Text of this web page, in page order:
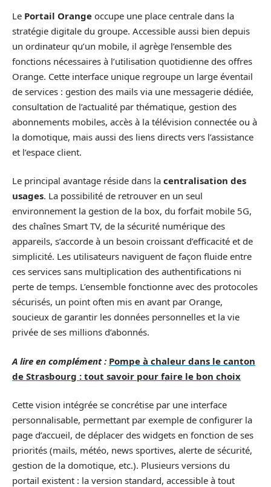
Le Portail Orange occupe une place centrale dans la
stratégie digitale du groupe. Accessible aussi bien depuis
un ordinateur qu’un mobile, il agrège l’ensemble des
fonctions nécessaires à l’utilisation quotidienne des offres
Orange. Cette interface unique regroupe un large éventail
de services : gestion des mails via une messagerie dédiée,
consultation de l’actualité par thématique, gestion des
abonnements mobiles, accès à la télévision connectée ou à
la domotique, mais aussi des liens directs vers l’assistance
et l’espace client.
Le principal avantage réside dans la centralisation des
usages. La possibilité de retrouver en un seul
environnement la gestion de la box, du forfait mobile 5G,
des chaînes Smart TV, de la sécurité numérique des
appareils, s’accorde à un besoin croissant d’efficacité et de
simplicité. Les utilisateurs naviguent de façon fluide entre
ces services sans multiplication des authentifications ni
perte de temps. L’ensemble fonctionne avec des protocoles
sécurisés, un point often mis en avant par Orange,
soucieux de garantir les données personnelles et la vie
privée de ses millions d’abonnés.
A lire en complément : Pompe à chaleur dans le canton
de Strasbourg : tout savoir pour faire le bon choix
Cette vision intégrée se concrétise par une interface
personnalisable, permettant par exemple de configurer la
page d’accueil, de déplacer des widgets en fonction de ses
priorités (mails, météo, news sportives, alerte de sécurité,
gestion de la domotique, etc.). Plusieurs versions du
portail existent : la version standard, accessible à tout